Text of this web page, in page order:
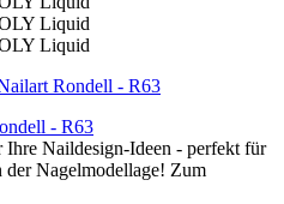
- R63
Ihre Naildesign-Ideen - perfekt für
Nagelmodellage! Zum